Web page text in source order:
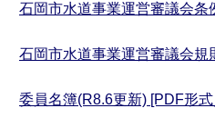
石岡市水道事業運営審議会
石岡市水道事業運営審議会
委員名簿(R8.6更新) [PDF形